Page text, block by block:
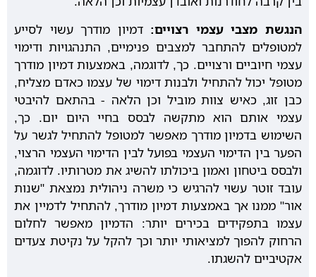
הנגשת מצבי עצמי רצויים: דמיון מודרך עשוי לסייע
למטופלים להתחבר למצבים פנימיים, התנהגויות ודימוי
עצמי חיוביים ורצויים. כך, לדוגמה, באמצעות דמיון מודרך
מטופל יכול להתחיל ולבנות דימוי של עצמו כאדם מצליח,
כבן זוג, כאיש צוות מוביל וכן הלאה - בהתאם להיבטי
עצמי אותם הוא מתקשה לבסס בחיי היום יום. כך,
השימוש בדמיון מודרך מאפשר למטופל להתחיל לגשר על
הפער בין הדימוי העצמי בפועל לבין הדימוי העצמי הרצוי,
ולבסס ביטחון ואמון ביכולתו להשיג את מטרותיו. לדוגמה,
עובד זוטר עשוי להרגיש כי משרה ניהולית נמצאת "שנות
אור" ממנו אך באמצעות דמיון מודרך, להתחיל לדמיין את
עצמו בתפקידים בכירים יותר: הדמיון מאפשר לחלום
הרחוק להפוך למציאותי יותר וכך להקל על נקיטת צעדים
אקטיביים להשגתו.